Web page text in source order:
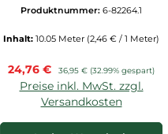
Produktnummer: 6-82264.1
Inhalt: 10.05 Meter (2,46 € / 1 Meter)
Verkaufspreis:
24,76 € Regulärer Preis:
36,95 € (32.99% gespart)
Preise inkl. MwSt. zzgl.
Versandkosten